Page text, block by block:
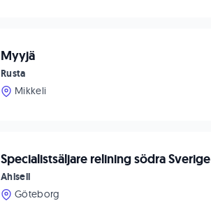
Myyjä
Rusta
Mikkeli
Specialistsäljare relining södra Sverige
Ahlsell
Göteborg